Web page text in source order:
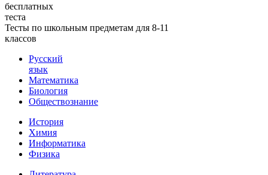
бесплатных
теста
Тесты по школьным предметам для 8-11
классов
Русский
язык
Математика
Биология
Обществознание
История
Химия
Информатика
Физика